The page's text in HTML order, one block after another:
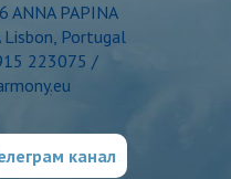
ANNA PAPINA
Lisbon, Portugal
223075 /
канал